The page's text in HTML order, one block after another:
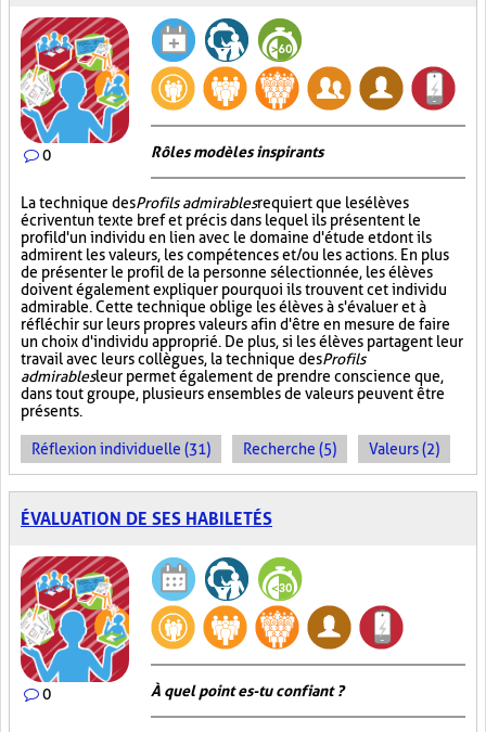
0 Rôles modèles inspirants
La technique desProfils admirablesrequiert que les élèves
écrivent un texte bref et précis dans lequel ils présentent le
profil d'un individu en lien avec le domaine d'étude et dont ils
admirent les valeurs, les compétences et/ou les actions. En plus
de présenter le profil de la personne sélectionnée, les élèves
doivent également expliquer pourquoi ils trouvent cet individu
admirable. Cette technique oblige les élèves à s'évaluer et à
réfléchir sur leurs propres valeurs afin d'être en mesure de faire
un choix d'individu approprié. De plus, si les élèves partagent leur
travail avec leurs collègues, la technique desProfils
admirablesleur permet également de prendre conscience que,
dans tout groupe, plusieurs ensembles de valeurs peuvent être
présents.
Réflexion individuelle (31) Recherche (5) Valeurs (2)
ÉVALUATION DE SES HABILETÉS
0 À quel point es-tu confiant ?